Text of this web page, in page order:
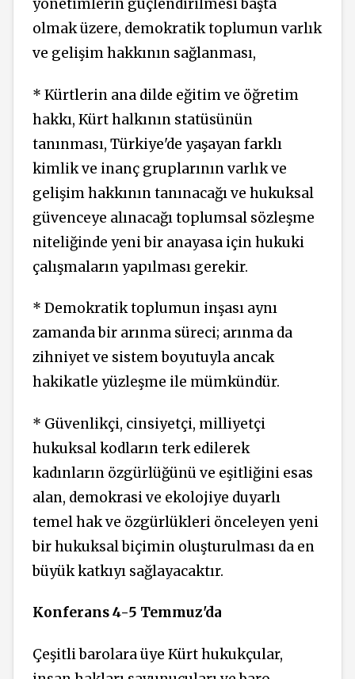
yönetimlerin güçlendirilmesi başta
olmak üzere, demokratik toplumun varlık
ve gelişim hakkının sağlanması,
* Kürtlerin ana dilde eğitim ve öğretim
hakkı, Kürt halkının statüsünün
tanınması, Türkiye'de yaşayan farklı
kimlik ve inanç gruplarının varlık ve
gelişim hakkının tanınacağı ve hukuksal
güvenceye alınacağı toplumsal sözleşme
niteliğinde yeni bir anayasa için hukuki
çalışmaların yapılması gerekir.
* Demokratik toplumun inşası aynı
zamanda bir arınma süreci; arınma da
zihniyet ve sistem boyutuyla ancak
hakikatle yüzleşme ile mümkündür.
* Güvenlikçi, cinsiyetçi, milliyetçi
hukuksal kodların terk edilerek
kadınların özgürlüğünü ve eşitliğini esas
alan, demokrasi ve ekolojiye duyarlı
temel hak ve özgürlükleri önceleyen yeni
bir hukuksal biçimin oluşturulması da en
büyük katkıyı sağlayacaktır.
Konferans 4-5 Temmuz'da
Çeşitli barolara üye Kürt hukukçular,